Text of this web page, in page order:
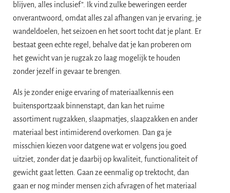
blijven, alles inclusief”. Ik vind zulke beweringen eerder
onverantwoord, omdat alles zal afhangen van je ervaring, je
wandeldoelen, het seizoen en het soort tocht dat je plant. Er
bestaat geen echte regel, behalve dat je kan proberen om
het gewicht van je rugzak zo laag mogelijk te houden
zonder jezelf in gevaar te brengen.
Als je zonder enige ervaring of materiaalkennis een
buitensportzaak binnenstapt, dan kan het ruime
assortiment rugzakken, slaapmatjes, slaapzakken en ander
materiaal best intimiderend overkomen. Dan ga je
misschien kiezen voor datgene wat er volgens jou goed
uitziet, zonder dat je daarbij op kwaliteit, functionaliteit of
gewicht gaat letten. Gaan ze eenmalig op trektocht, dan
gaan er nog minder mensen zich afvragen of het materiaal